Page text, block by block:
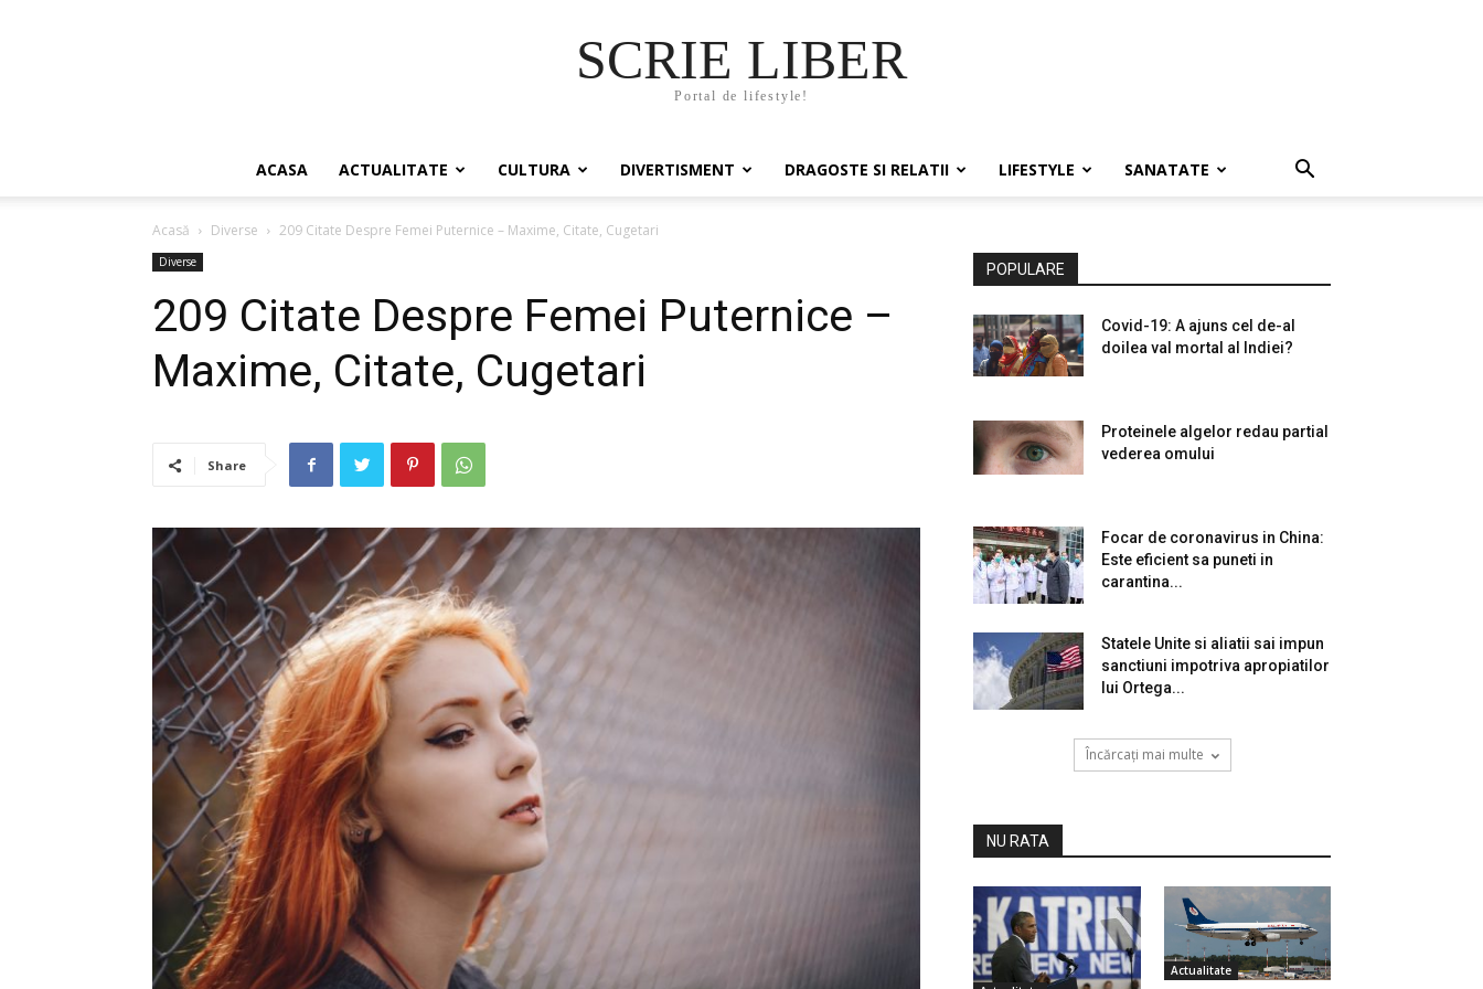
SCRIE LIBER
Portal de lifestyle!
ACASA ACTUALITATE CULTURA DIVERTISMENT DRAGOSTE SI RELATII LIFESTYLE SANATATE
Acasă Diverse 209 Citate Despre Femei Puternice – Maxime, Citate, Cugetari
Diverse
209 Citate Despre Femei Puternice –
Maxime, Citate, Cugetari
Share
POPULARE
Covid-19: A ajuns cel de-al
doilea val mortal al Indiei?
Proteinele algelor redau partial
vederea omului
Focar de coronavirus in China:
Este eficient sa puneti in
carantina...
Statele Unite si aliatii sai impun
sanctiuni impotriva apropiatilor
lui Ortega...
Încărcați mai multe
NU RATA
Actualitate